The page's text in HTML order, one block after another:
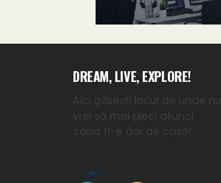
DREAM, LIVE, EXPLORE!
Aici găsești locul de unde nu
vrei să mai pleci atunci
cand ti-e dor de casă!